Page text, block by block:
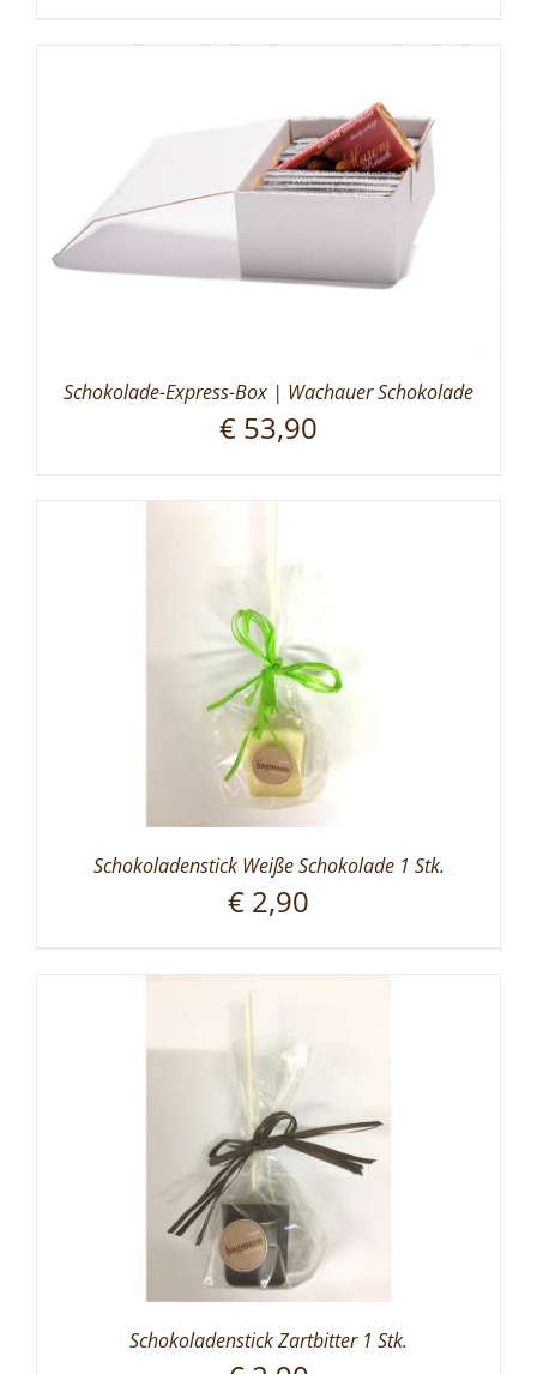
Schokolade-Express-Box | Wachauer Schokolade
€ 53,90
Schokoladenstick Weiße Schokolade 1 Stk.
€ 2,90
Schokoladenstick Zartbitter 1 Stk.